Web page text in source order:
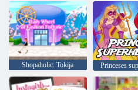
Shopaholic: Tokija Princeses